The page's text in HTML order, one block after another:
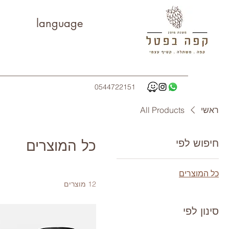
language
0544722151
ראשי All Products
חיפוש לפי
כל המוצרים
סינון לפי
כל המוצרים
12 מוצרים